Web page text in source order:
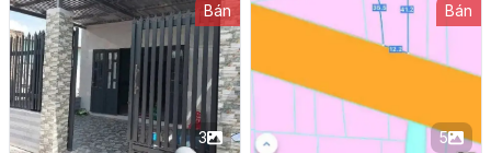
Bán
3
Bán
5